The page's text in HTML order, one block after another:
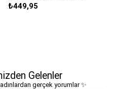
₺449,95
Gelenler
gerçek yorumlar ✨